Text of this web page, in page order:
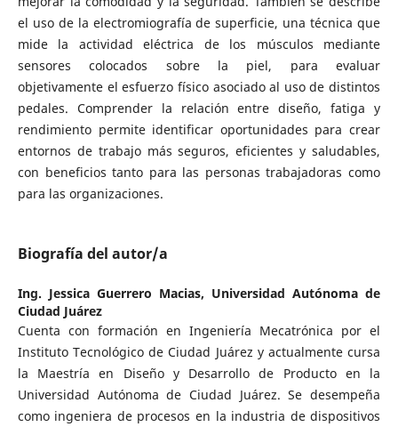
el uso de la electromiografía de superficie, una técnica que
mide la actividad eléctrica de los músculos mediante
sensores colocados sobre la piel, para evaluar
objetivamente el esfuerzo físico asociado al uso de distintos
pedales. Comprender la relación entre diseño, fatiga y
rendimiento permite identificar oportunidades para crear
entornos de trabajo más seguros, eficientes y saludables,
con beneficios tanto para las personas trabajadoras como
para las organizaciones.
Biografía del autor/a
Ing. Jessica Guerrero Macias, Universidad Autónoma de
Ciudad Juárez
Cuenta con formación en Ingeniería Mecatrónica por el
Instituto Tecnológico de Ciudad Juárez y actualmente cursa
la Maestría en Diseño y Desarrollo de Producto en la
Universidad Autónoma de Ciudad Juárez. Se desempeña
como ingeniera de procesos en la industria de dispositivos